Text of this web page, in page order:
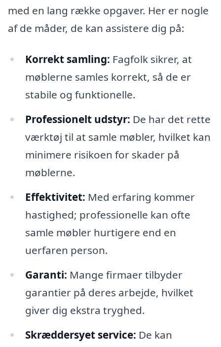
med en lang række opgaver. Her er nogle
af de måder, de kan assistere dig på:
Korrekt samling: Fagfolk sikrer, at
møblerne samles korrekt, så de er
stabile og funktionelle.
Professionelt udstyr: De har det rette
værktøj til at samle møbler, hvilket kan
minimere risikoen for skader på
møblerne.
Effektivitet: Med erfaring kommer
hastighed; professionelle kan ofte
samle møbler hurtigere end en
uerfaren person.
Garanti: Mange firmaer tilbyder
garantier på deres arbejde, hvilket
giver dig ekstra tryghed.
Skræddersyet service: De kan